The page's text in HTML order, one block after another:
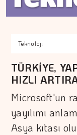
Teknoloji
TÜRKİYE,
HIZLI
Microsoft'un
yayılımı
Asya kıtası